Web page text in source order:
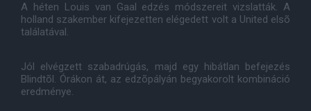
A héten Louis van Gaal edzés módszereit vizslatták. A
holland szakember kifejezetten elégedett volt a United elsõ
találatával.
Jól elvégzett szabadrúgás, majd egy hibátlan befejezés
Blindtõl. Órákon át, az edzõpályán begyakorolt kombináció
eredménye.